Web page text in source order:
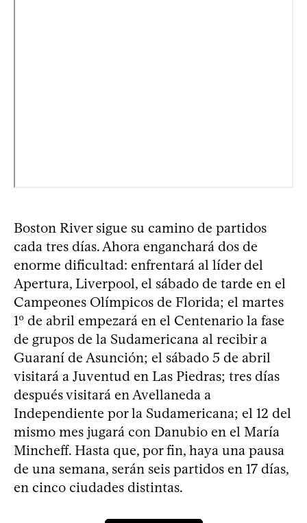
Boston River sigue su camino de partidos
cada tres días. Ahora enganchará dos de
enorme dificultad: enfrentará al líder del
Apertura, Liverpool, el sábado de tarde en el
Campeones Olímpicos de Florida; el martes
1º de abril empezará en el Centenario la fase
de grupos de la Sudamericana al recibir a
Guaraní de Asunción; el sábado 5 de abril
visitará a Juventud en Las Piedras; tres días
después visitará en Avellaneda a
Independiente por la Sudamericana; el 12 del
mismo mes jugará con Danubio en el María
Mincheff. Hasta que, por fin, haya una pausa
de una semana, serán seis partidos en 17 días,
en cinco ciudades distintas.